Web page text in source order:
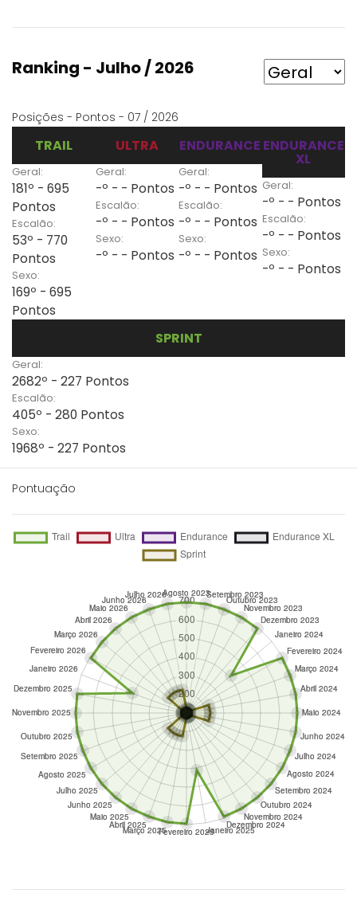
Ranking - Julho / 2026
Posições - Pontos - 07 / 2026
TRAIL
Geral:
181º - 695
Pontos
Escalão:
53º - 770
Pontos
Sexo:
169º - 695
Pontos
ULTRA
Geral:
-º - - Pontos
Escalão:
-º - - Pontos
Sexo:
-º - - Pontos
ENDURANCE
Geral:
-º - - Pontos
Escalão:
-º - - Pontos
Sexo:
-º - - Pontos
ENDURANCE
XL
Geral:
-º - - Pontos
Escalão:
-º - - Pontos
Sexo:
-º - - Pontos
SPRINT
Geral:
2682º - 227 Pontos
Escalão:
405º - 280 Pontos
Sexo:
1968º - 227 Pontos
Pontuação